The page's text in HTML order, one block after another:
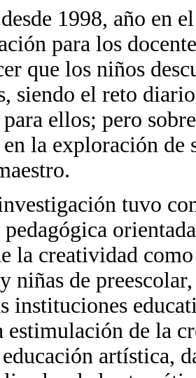
1998, año en
para los
que los niños
siendo el reto
ellos; pero
la exploración de
tuvo
la creatividad
niñas de
instituciones
de la
artística,